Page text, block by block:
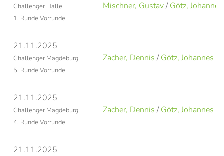
Challenger Halle
1. Runde Vorrunde
Mischner, Gustav/Götz, Johannes
21.11.2025
Challenger Magdeburg
5. Runde Vorrunde
Zacher, Dennis /Götz, Johannes
21.11.2025
Challenger Magdeburg
4. Runde Vorrunde
Zacher, Dennis /Götz, Johannes
21.11.2025